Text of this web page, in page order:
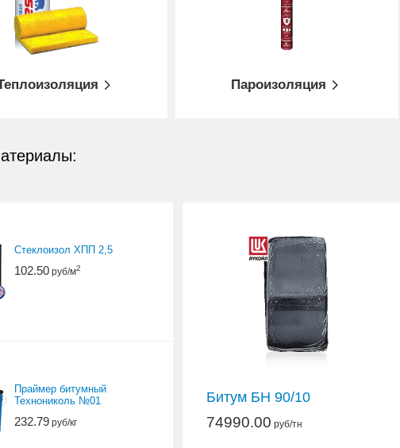
Стеклоизол ХПП 2,5
102.50 руб/м2
Праймер битумный
Технониколь №01
232.79 руб/кг
Битум БН 90/10
74990.00 руб/тн